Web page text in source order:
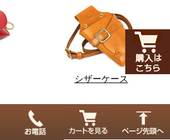
シザーケース